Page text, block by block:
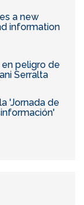
a new
information
en peligro de
Serralta
'Jornada de